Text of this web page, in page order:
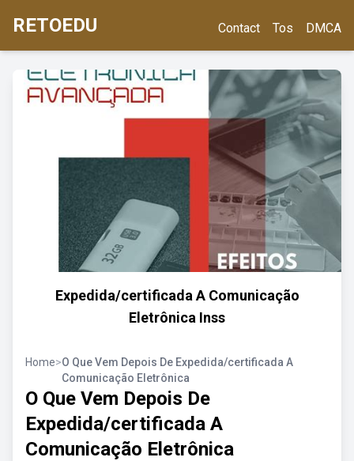
RETOEDU Contact Tos DMCA
Expedida/certificada A Comunicação
Eletrônica Inss
Home>O Que Vem Depois De Expedida/certificada A
Comunicação Eletrônica
O Que Vem Depois De
Expedida/certificada A
Comunicação Eletrônica